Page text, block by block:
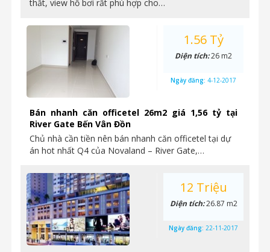
thất, view hồ bơi rất phù hợp cho…
Bán nhanh căn officetel 26m2 giá 1,56 tỷ tại
River Gate Bến Vân Đồn
Chủ nhà cần tiền nên bán nhanh căn officetel tại dự
án hot nhất Q4 của Novaland – River Gate,…
1.56 Tỷ
Diện tích:26 m2
Ngày đăng: 4-12-2017
12 Triệu
Diện tích:26.87 m2
Ngày đăng: 22-11-2017